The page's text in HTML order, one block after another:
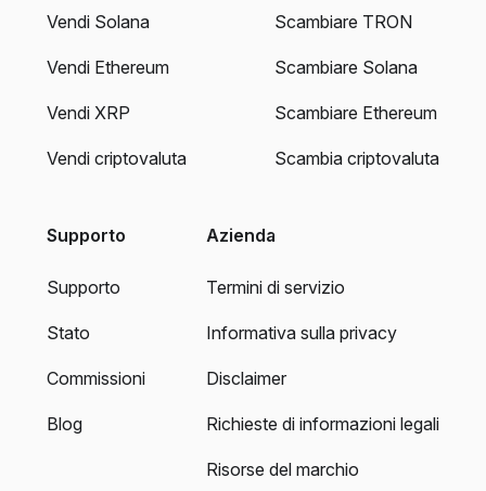
Vendi Solana
Vendi Ethereum
Vendi XRP
Vendi criptovaluta
Scambiare TRON
Scambiare Solana
Scambiare Ethereum
Scambia criptovaluta
Supporto
Supporto
Stato
Commissioni
Blog
Azienda
Termini di servizio
Informativa sulla privacy
Disclaimer
Richieste di informazioni legali
Risorse del marchio